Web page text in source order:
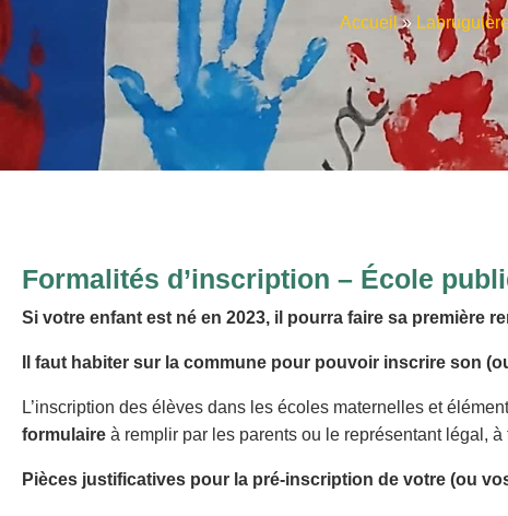
Accueil»
Formalités d’inscription – École
Si votre enfant est né en 2023, il pourra faire sa première
Il faut habiter sur la commune pour pouvoir inscrire son
L’inscription des élèves dans les écoles maternelles et
formulaire à remplir par les parents ou le représentant légal,
Pièces justificatives pour la pré-inscription de votre (ou